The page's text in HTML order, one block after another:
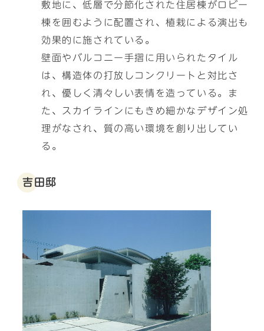
敷地に、低層で分節化された住居棟がロビー
棟を囲むように配置され、植栽による演出も
効果的に施されている。
壁面やバルコニー手摺に用いられたタイル
は、構造体の打放しコンクリートと対比さ
れ、優しく清々しい表情を造っている。ま
た、スカイラインにもきめ細かなデザイン処
理がなされ、質の高い環境を創り出してい
る。
吉田邸